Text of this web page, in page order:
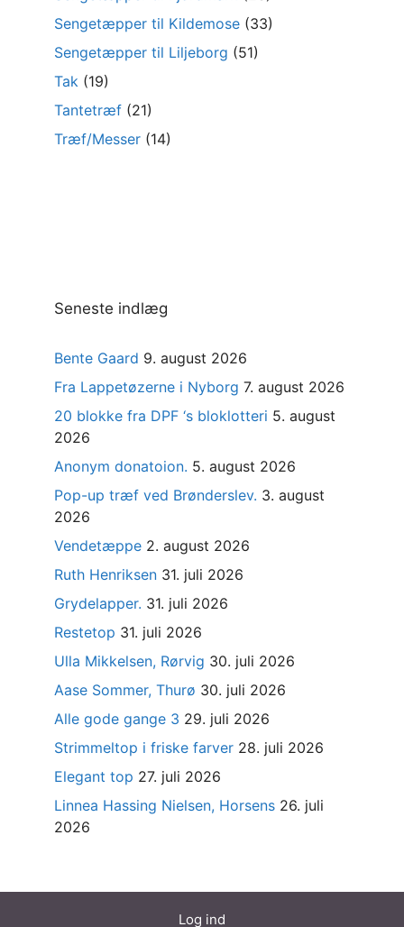
Sengetæpper til Kildemose (33)
Sengetæpper til Liljeborg (51)
Tak (19)
Tantetræf (21)
Træf/Messer (14)
Seneste indlæg
Bente Gaard 9. august 2026
Fra Lappetøzerne i Nyborg 7. august 2026
20 blokke fra DPF ‘s bloklotteri 5. august
2026
Anonym donatoion. 5. august 2026
Pop-up træf ved Brønderslev. 3. august
2026
Vendetæppe 2. august 2026
Ruth Henriksen 31. juli 2026
Grydelapper. 31. juli 2026
Restetop 31. juli 2026
Ulla Mikkelsen, Rørvig 30. juli 2026
Aase Sommer, Thurø 30. juli 2026
Alle gode gange 3 29. juli 2026
Strimmeltop i friske farver 28. juli 2026
Elegant top 27. juli 2026
Linnea Hassing Nielsen, Horsens 26. juli
2026
Log ind